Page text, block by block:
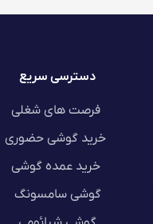
دسترسی سریع
فرصت های شغلی
خرید گوشی حضوری
خرید عمده گوشی
گوشی سامسونگ